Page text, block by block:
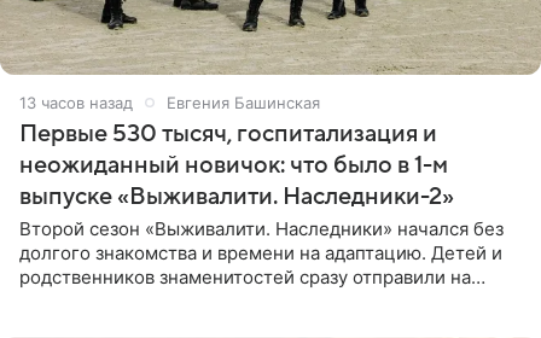
13 часов назад Евгения Башинская
Первые 530 тысяч, госпитализация и
неожиданный новичок: что было в 1-м
выпуске «Выживалити. Наследники-2»
Второй сезон «Выживалити. Наследники» начался без
долгого знакомства и времени на адаптацию. Детей и
родственников знаменитостей сразу отправили на